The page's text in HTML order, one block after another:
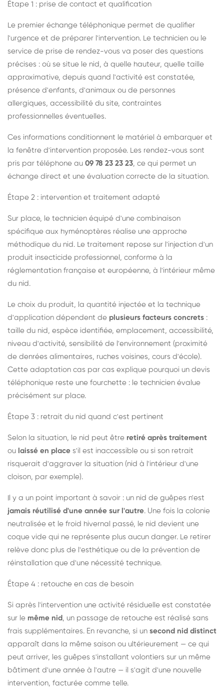
Étape 1 : prise de contact et qualification
Le premier échange téléphonique permet de qualifier
l'urgence et de préparer l'intervention. Le technicien ou le
service de prise de rendez-vous va poser des questions
précises : où se situe le nid, à quelle hauteur, quelle taille
approximative, depuis quand l'activité est constatée,
présence d'enfants, d'animaux ou de personnes
allergiques, accessibilité du site, contraintes
professionnelles éventuelles.
Ces informations conditionnent le matériel à embarquer et
la fenêtre d'intervention proposée. Les rendez-vous sont
pris par téléphone au 09 78 23 23 23, ce qui permet un
échange direct et une évaluation correcte de la situation.
Étape 2 : intervention et traitement adapté
Sur place, le technicien équipé d'une combinaison
spécifique aux hyménoptères réalise une approche
méthodique du nid. Le traitement repose sur l'injection d'un
produit insecticide professionnel, conforme à la
réglementation française et européenne, à l'intérieur même
du nid.
Le choix du produit, la quantité injectée et la technique
d'application dépendent de plusieurs facteurs concrets :
taille du nid, espèce identifiée, emplacement, accessibilité,
niveau d'activité, sensibilité de l'environnement (proximité
de denrées alimentaires, ruches voisines, cours d'école).
Cette adaptation cas par cas explique pourquoi un devis
téléphonique reste une fourchette : le technicien évalue
précisément sur place.
Étape 3 : retrait du nid quand c'est pertinent
Selon la situation, le nid peut être retiré après traitement
ou laissé en place s'il est inaccessible ou si son retrait
risquerait d'aggraver la situation (nid à l'intérieur d'une
cloison, par exemple).
Il y a un point important à savoir : un nid de guêpes n'est
jamais réutilisé d'une année sur l'autre. Une fois la colonie
neutralisée et le froid hivernal passé, le nid devient une
coque vide qui ne représente plus aucun danger. Le retirer
relève donc plus de l'esthétique ou de la prévention de
réinstallation que d'une nécessité technique.
Étape 4 : retouche en cas de besoin
Si après l'intervention une activité résiduelle est constatée
sur le même nid , un passage de retouche est réalisé sans
frais supplémentaires. En revanche, si un second nid distinct
apparaît dans la même saison ou ultérieurement — ce qui
peut arriver, les guêpes s'installant volontiers sur un même
bâtiment d'une année à l'autre — il s'agit d'une nouvelle
intervention, facturée comme telle.